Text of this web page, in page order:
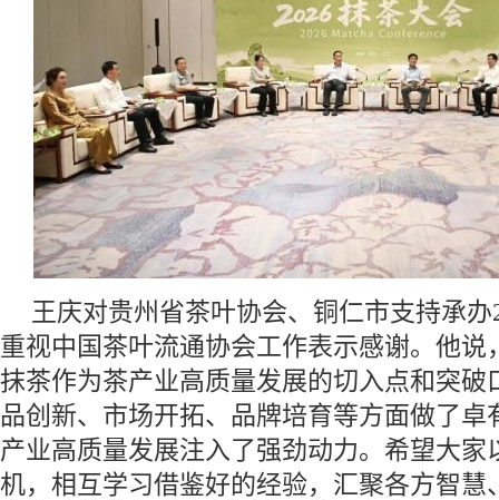
王庆对贵州省茶叶协会、铜仁市支持承
重视中国茶叶流通协会工作表示感谢。他说
抹茶作为茶产业高质量发展的切入点和突破
品创新、市场开拓、品牌培育等方面做了卓
产业高质量发展注入了强劲动力。希望大家
机，相互学习借鉴好的经验，汇聚各方智慧